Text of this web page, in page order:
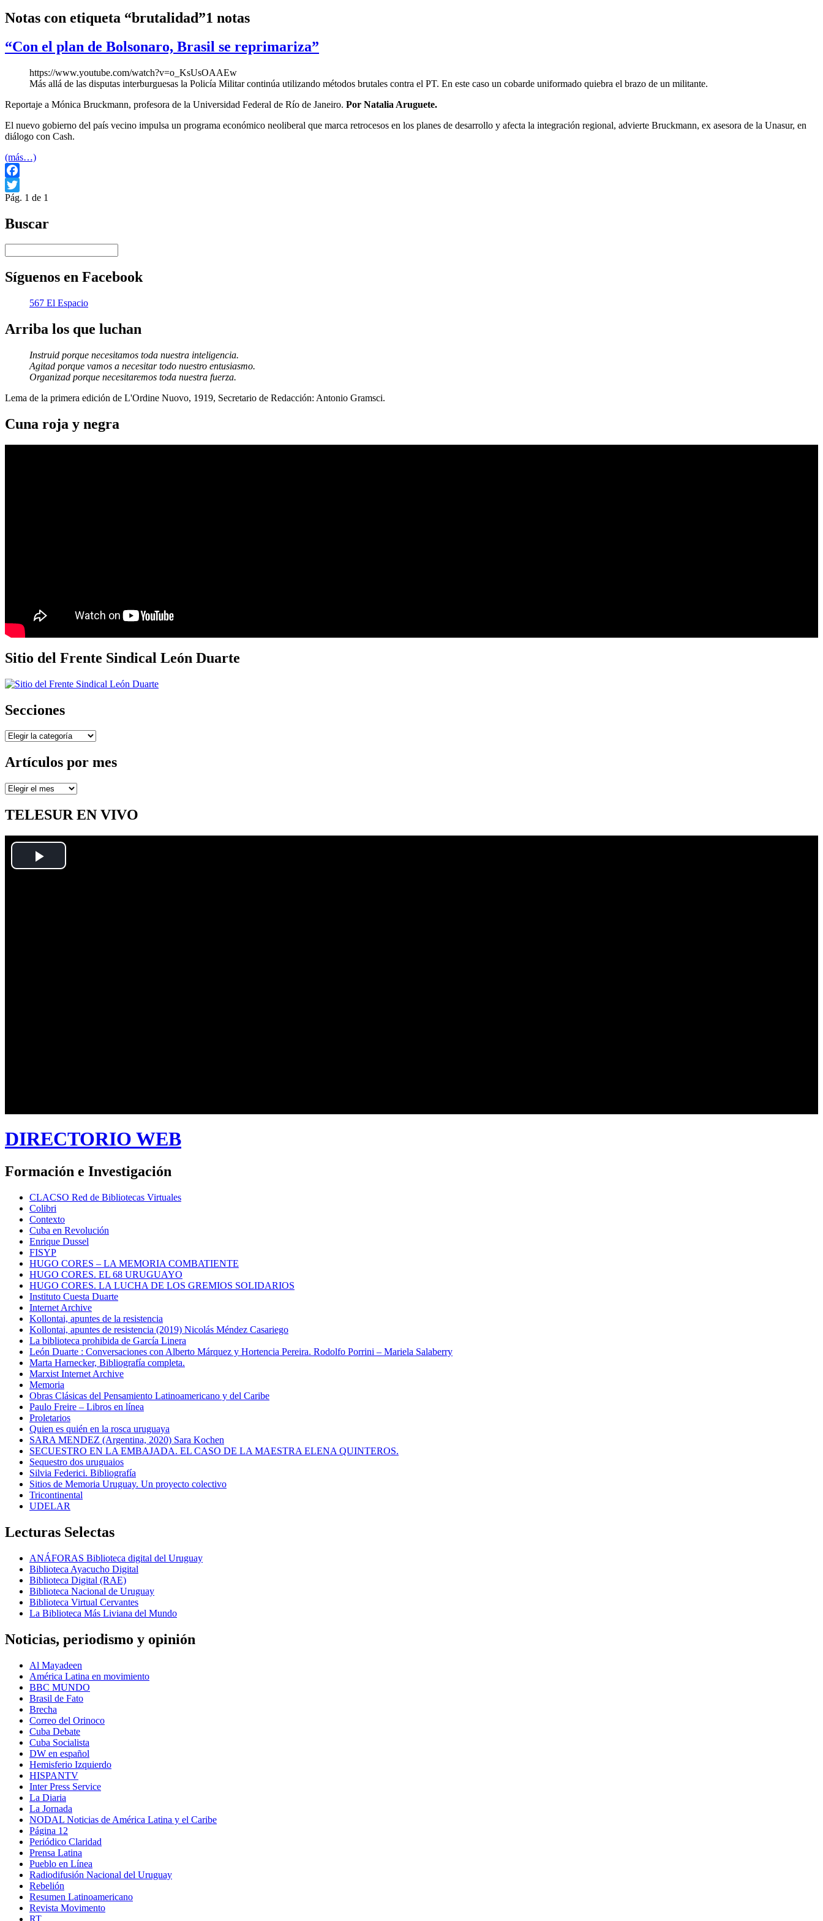
Notas con etiqueta “brutalidad”1 notas
“Con el plan de Bolsonaro, Brasil se reprimariza”
https://www.youtube.com/watch?v=o_KsUsOAAEw
Más allá de las disputas interburguesas la Policía Militar continúa utilizando métodos brutales contra el PT. En este caso un cobarde uniformado quiebra el brazo de un militante.
Reportaje a Mónica Bruckmann, profesora de la Universidad Federal de Río de Janeiro. Por Natalia Aruguete.
El nuevo gobierno del país vecino impulsa un programa económico neoliberal que marca retrocesos en los planes de desarrollo y afecta la integración regional, advierte Bruckmann, ex asesora de la Unasur, en
diálogo con Cash.
(más…)
Facebook
Twitter
Pág. 1 de 1
Buscar
Síguenos en Facebook
567 El Espacio
Arriba los que luchan
Instruid porque necesitamos toda nuestra inteligencia.
Agitad porque vamos a necesitar todo nuestro entusiasmo.
Organizad porque necesitaremos toda nuestra fuerza.
Lema de la primera edición de L'Ordine Nuovo, 1919, Secretario de Redacción: Antonio Gramsci.
Cuna roja y negra
Sitio del Frente Sindical León Duarte
Secciones
Secciones
Artículos por mes
Artículos
mes
TELESUR EN VIVO
DIRECTORIO WEB
Formación e Investigación
CLACSO Red de Bibliotecas Virtuales
Colibri
Contexto
Cuba en Revolución
Enrique Dussel
FISYP
HUGO CORES – LA MEMORIA COMBATIENTE
HUGO CORES. EL 68 URUGUAYO
HUGO CORES. LA LUCHA DE LOS GREMIOS SOLIDARIOS
Instituto Cuesta Duarte
Internet Archive
Kollontai, apuntes de la resistencia
Kollontai, apuntes de resistencia (2019) Nicolás Méndez Casariego
La biblioteca prohibida de García Linera
León Duarte : Conversaciones con Alberto Márquez y Hortencia Pereira. Rodolfo Porrini – Mariela Salaberry
Marta Harnecker, Bibliografía completa.
Marxist Internet Archive
Memoria
Obras Clásicas del Pensamiento Latinoamericano y del Caribe
Paulo Freire – Libros en línea
Proletarios
Quien es quién en la rosca uruguaya
SARA MENDEZ (Argentina, 2020) Sara Kochen
SECUESTRO EN LA EMBAJADA. EL CASO DE LA MAESTRA ELENA QUINTEROS.
Sequestro dos uruguaios
Silvia Federici. Bibliografía
Sitios de Memoria Uruguay. Un proyecto colectivo
Tricontinental
UDELAR
Lecturas Selectas
ANÁFORAS Biblioteca digital del Uruguay
Biblioteca Ayacucho Digital
Biblioteca Digital (RAE)
Biblioteca Nacional de Uruguay
Biblioteca Virtual Cervantes
La Biblioteca Más Liviana del Mundo
Noticias, periodismo y opinión
Al Mayadeen
América Latina en movimiento
BBC MUNDO
Brasil de Fato
Brecha
Correo del Orinoco
Cuba Debate
Cuba Socialista
DW en español
Hemisferio Izquierdo
HISPANTV
Inter Press Service
La Diaria
La Jornada
NODAL Noticias de América Latina y el Caribe
Página 12
Periódico Claridad
Prensa Latina
Pueblo en Línea
Radiodifusión Nacional del Uruguay
Rebelión
Resumen Latinoamericano
Revista Movimento
RT